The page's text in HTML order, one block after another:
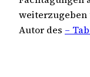
Autor des –